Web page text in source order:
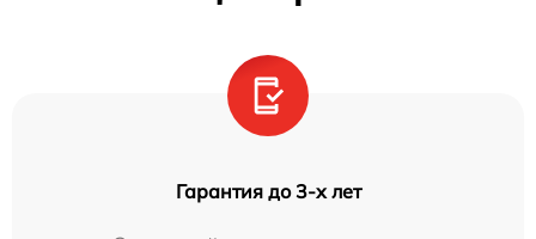
Гарантия до 3-х лет